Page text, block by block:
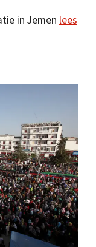
in Jemen lees